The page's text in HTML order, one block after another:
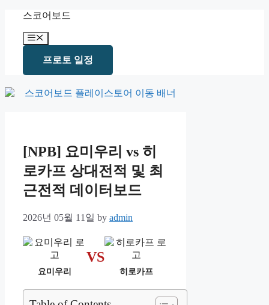
content
스코어보드
Menu
프로토 일정
[NPB] 요미우리 vs 히
로카프 상대전적 및 최
근전적 데이터보드
2026년 05월 11일 by admin
요미우리
VS
히로카프